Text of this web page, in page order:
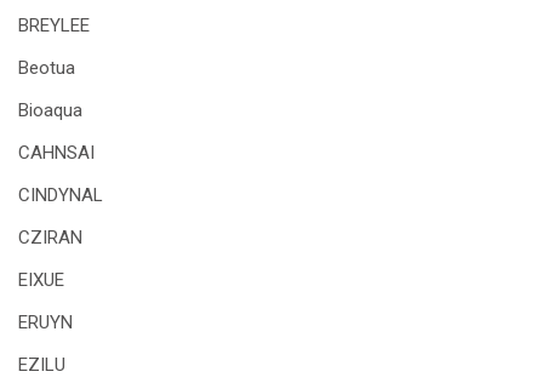
BREYLEE
Beotua
Bioaqua
CAHNSAI
CINDYNAL
CZIRAN
EIXUE
ERUYN
EZILU